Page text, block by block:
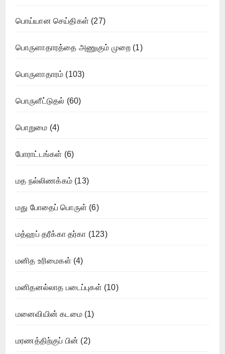
பொய்யான செய்திகள் (27)
பொருளாதாரத்தை அணுகும் முறை (1)
பொருளாதாரம் (103)
பொருளீட்டுதல் (60)
பொறுமை (4)
போராட்டங்கள் (6)
மத நல்லிணக்கம் (13)
மது போதைப் பொருள் (6)
மத்ஹப் தரீக்கா தர்கா (123)
மனித உரிமைகள் (4)
மனிதனல்லாத படைப்புகள் (10)
மனைவியின் கடமை(1)
மரணத்திற்குப் பின் (2)